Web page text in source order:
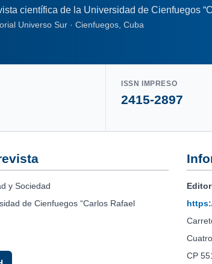
científica de la Universidad de Cienfuegos
Universo Sur · Cienfuegos, Cuba
ISSN IMPRESO
2415-2897
y Sociedad
de Cienfuegos “Carlos Rafael
CP